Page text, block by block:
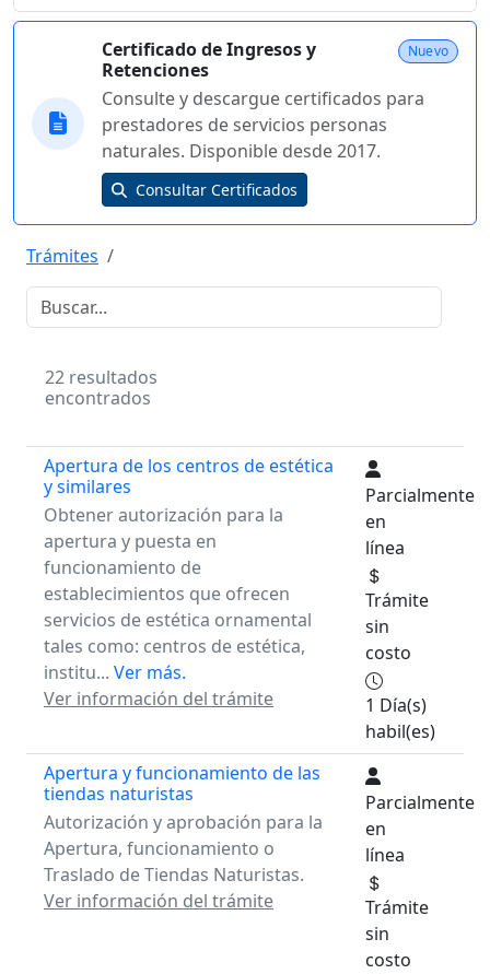
Certificado de Ingresos y
Retenciones
Nuevo
Consulte y descargue certificados para
prestadores de servicios personas
naturales. Disponible desde 2017.
Consultar Certificados
Trámites
22 resultados
encontrados
Apertura de los centros de estética
y similares
Obtener autorización para la
apertura y puesta en
funcionamiento de
establecimientos que ofrecen
servicios de estética ornamental
tales como: centros de estética,
institu... Ver más.
Ver información del trámite
Parcialmente
en
línea
Trámite
sin
costo
1 Día(s)
habil(es)
Apertura y funcionamiento de las
tiendas naturistas
Autorización y aprobación para la
Apertura, funcionamiento o
Traslado de Tiendas Naturistas.
Ver información del trámite
Parcialmente
en
línea
Trámite
sin
costo